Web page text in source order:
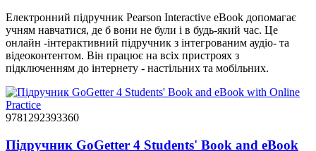
Електронний підручник Pearson Interactive eBook допомагає
учням навчатися, де б вони не були і в будь-який час. Це
онлайн -інтерактивний підручник з інтегрованим аудіо- та
відеоконтентом. Він працює на всіх пристроях з
підключенням до інтернету - настільних та мобільних.
9781292393360
Підручник GoGetter 4 Students' Book and eBook